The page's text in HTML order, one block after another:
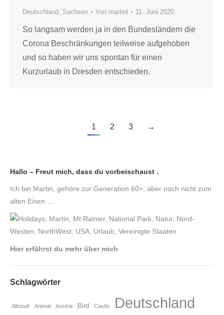
Deutschland, Sachsen Von martinl 11. Juni 2020
So langsam werden ja in den Bundesländern die
Corona Beschränkungen teilweise aufgehoben
und so haben wir uns spontan für einen
Kurzurlaub in Dresden entschieden.
1 2 3 →
Hallo – Freut mich, dass du vorbeischaust .
Ich bin Martin, gehöre zur Generation 60+, aber noch nicht zum
alten Eisen….
Hier erfährst du mehr über mich
Schlagwörter
Altstadt Animal Austria Bird Castle Deutschland